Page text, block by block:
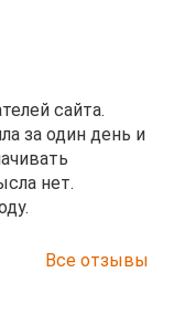
сайта.
за один день и
нет.
Все отзывы